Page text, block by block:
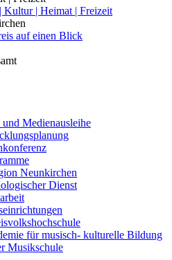
Kultur | Heimat | Freizeit
auf einen Blick
Medienausleihe
Neunkirchen
Dienst
für musisch- kulturelle Bildung
Musikschule